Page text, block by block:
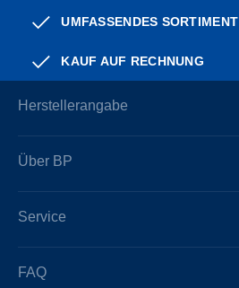
UMFASSENDES SORTIMENT
KAUF AUF RECHNUNG
Herstellerangabe
Über BP
Service
FAQ